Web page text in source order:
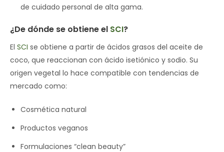
de cuidado personal de alta gama.
¿De dónde se obtiene el SCI?
El SCI se obtiene a partir de ácidos grasos del aceite de
coco, que reaccionan con ácido isetiónico y sodio. Su
origen vegetal lo hace compatible con tendencias de
mercado como:
Cosmética natural
Productos veganos
Formulaciones “clean beauty”